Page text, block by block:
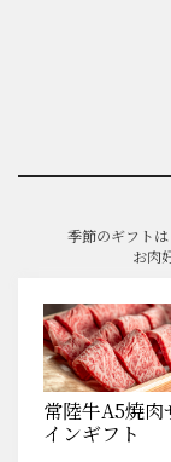
季節のギフト
お肉
常陸牛A5焼肉
インギフト